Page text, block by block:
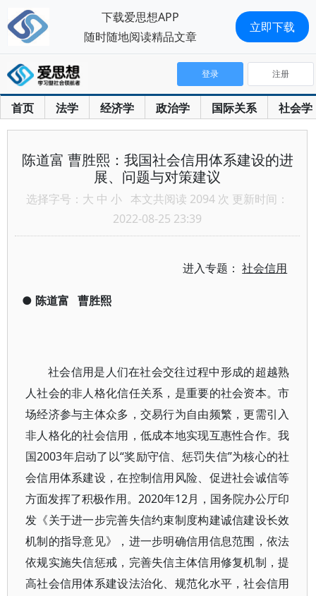
首页 法学 经济学 政治学 国际关系 社会学
登录 注册
陈道富 曹胜熙：我国社会信用体系建设的进
展、问题与对策建议
选择字号： 大 中 小 本文共阅读 2094 次 更新时间：
2022-08-25 23:39
进入专题：社会信用
● 陈道富 曹胜熙
社会信用是人们在社会交往过程中形成的超越熟
人社会的非人格化信任关系，是重要的社会资本。市
场经济参与主体众多，交易行为自由频繁，更需引入
非人格化的社会信用，低成本地实现互惠性合作。我
国2003年启动了以“奖励守信、惩罚失信”为核心的社
会信用体系建设，在控制信用风险、促进社会诚信等
方面发挥了积极作用。2020年12月，国务院办公厅印
发《关于进一步完善失信约束制度构建诚信建设长效
机制的指导意见》，进一步明确信用信息范围，依法
依规实施失信惩戒，完善失信主体信用修复机制，提
高社会信用体系建设法治化、规范化水平，社会信用
下载爱思想APP
随时随地阅读精品文章
立即下载